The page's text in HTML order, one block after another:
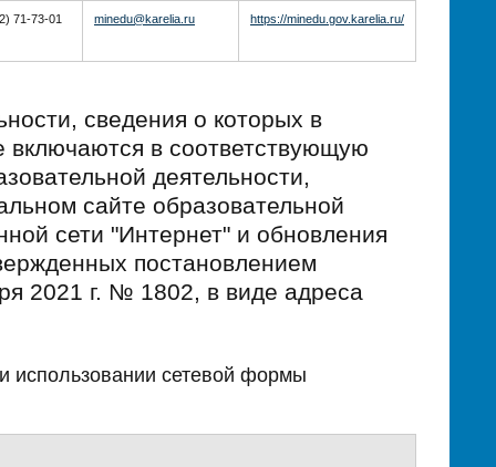
71-73-01 minedu@karelia.ru https://minedu.gov.karelia.ru/
сведения о которых в
в соответствующую
деятельности,
сайте образовательной
сети "Интернет" и обновления
постановлением
2021 г. № 1802, в виде адреса
использовании сетевой формы